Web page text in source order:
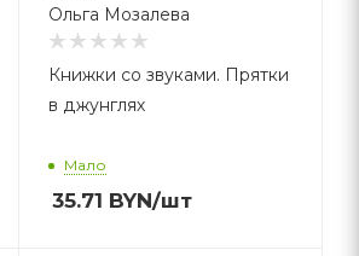
Ольга Мозалева
Книжки со звуками. Прятки
в джунглях
Мало
35.71 BYN/шт